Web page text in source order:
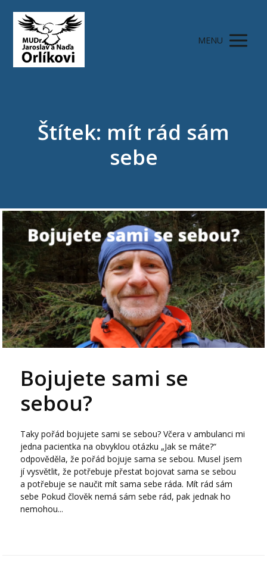
MENU
Štítek: mít rád sám
sebe
Bojujete sami se
sebou?
Taky pořád bojujete sami se sebou? Včera v ambulanci mi
jedna pacientka na obvyklou otázku „Jak se máte?“
odpověděla, že pořád bojuje sama se sebou. Musel jsem
jí vysvětlit, že potřebuje přestat bojovat sama se sebou
a potřebuje se naučit mít sama sebe ráda. Mít rád sám
sebe Pokud člověk nemá sám sebe rád, pak jednak ho
nemohou...